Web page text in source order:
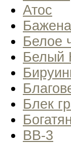
Атос
Бажена
Белое
Белый
Блек
ВВ-3